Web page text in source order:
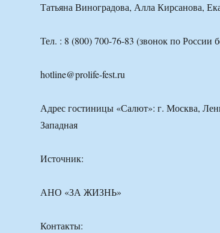
Татьяна Виноградова, Алла Кирсанова,
Тел. : 8 (800) 700-76-83 (звонок по России
hotline@prolife-fest.ru
Адрес гостиницы «Салют»: г. Москва,
Западная
Источник:
АНО «ЗА ЖИЗНЬ»
Контакты: